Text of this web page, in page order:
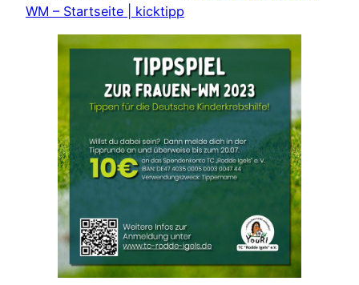
WM – Startseite | kicktipp